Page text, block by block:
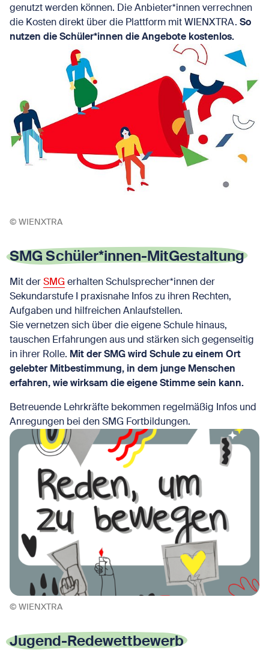
genutzt werden können. Die Anbieter*innen verrechnen
die Kosten direkt über die Plattform mit WIENXTRA. So
nutzen die Schüler*innen die Angebote kostenlos.
SMG Schüler*innen-MitGestaltung
Mit derSMGerhalten Schulsprecher*innen der
Sekundarstufe I praxisnahe Infos zu ihren Rechten,
Aufgaben und hilfreichen Anlaufstellen.
Sie vernetzen sich über die eigene Schule hinaus,
tauschen Erfahrungen aus und stärken sich gegenseitig
in ihrer Rolle. Mit der SMG wird Schule zu einem Ort
gelebter Mitbestimmung, in dem junge Menschen
erfahren, wie wirksam die eigene Stimme sein kann.
Betreuende Lehrkräfte bekommen regelmäßig Infos und
Anregungen bei den SMG Fortbildungen.
© WIENXTRA
© WIENXTRA
Jugend-Redewettbewerb